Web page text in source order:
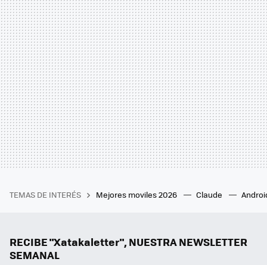
TEMAS DE INTERÉS Mejores moviles 2026 Claude
RECIBE "Xatakaletter", NUESTRA NEWSLETTER
SEMANAL